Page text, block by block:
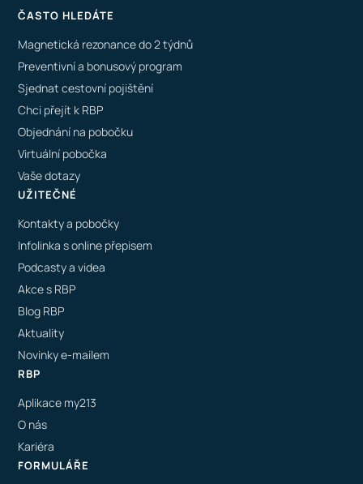
ČASTO HLEDÁTE
Magnetická rezonance do 2 týdnů
Preventivní a bonusový program
Sjednat cestovní pojištění
Chci přejít k RBP
Objednání na pobočku
Virtuální pobočka
Vaše dotazy
UŽITEČNÉ
Kontakty a pobočky
Infolinka s online přepisem
Podcasty a videa
Akce s RBP
Blog RBP
Aktuality
Novinky e-mailem
RBP
Aplikace my213
O nás
Kariéra
FORMULÁŘE